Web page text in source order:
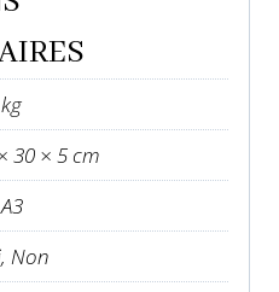
30 × 5 cm
Non